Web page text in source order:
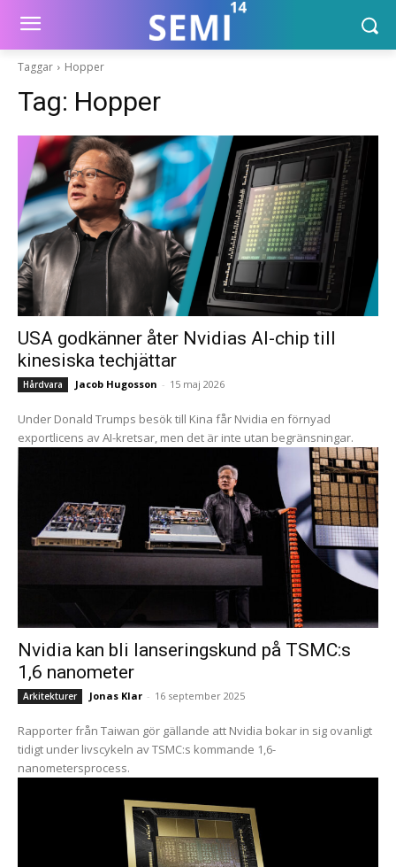
Taggar Hopper
Tag: Hopper
USA godkänner åter Nvidias AI-chip till
kinesiska techjättar
Hårdvara Jacob Hugosson - 15 maj 2026
Under Donald Trumps besök till Kina får Nvidia en förnyad
exportlicens av AI-kretsar, men det är inte utan begränsningar.
Nvidia kan bli lanseringskund på TSMC:s
1,6 nanometer
Arkitekturer Jonas Klar - 16 september 2025
Rapporter från Taiwan gör gällande att Nvidia bokar in sig ovanligt
tidigt under livscykeln av TSMC:s kommande 1,6-
nanometersprocess.